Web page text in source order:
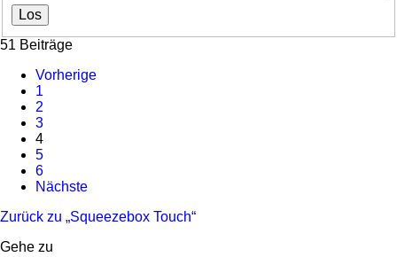
51 Beiträge
Vorherige
1
2
3
4
5
6
Nächste
Zurück zu „Squeezebox Touch“
Gehe zu